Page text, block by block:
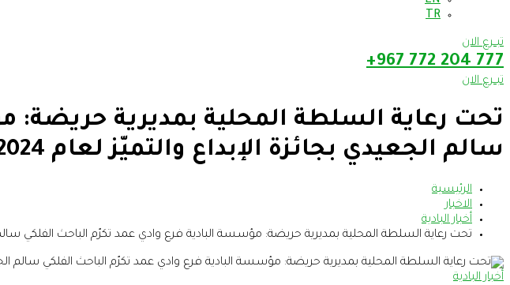
TR
تبــرع الان
777 204 772 967+
تبــرع الان
تحت رعاية السلطة المحلية بمديرية حريضة:
سالم الجعيدي بجائزة الإبداع والتميّز لعام 2024 .
الرئيسية
الاخبار
أخبار البادية
تحت رعاية السلطة المحلية بمديرية حريضة: مؤسسة البادية فرع وادي عمد تكرّم الباحث الفلكي سالم
أخبار البادية